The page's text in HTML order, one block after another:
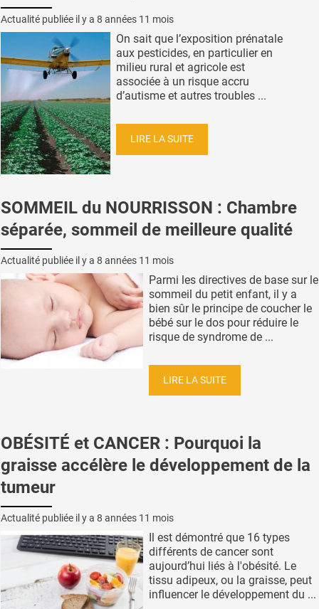
Actualité publiée il y a 8 années 11 mois
On sait que l’exposition prénatale
aux pesticides, en particulier en
milieu rural et agricole est
associée à un risque accru
d’autisme et autres troubles ...
LIRE LA SUITE
SOMMEIL du NOURRISSON : Chambre
séparée, sommeil de meilleure qualité
Actualité publiée il y a 8 années 11 mois
Parmi les directives de base sur le
sommeil du petit enfant, il y a
bien sûr le principe de coucher le
bébé sur le dos pour réduire le
risque de syndrome de ...
LIRE LA SUITE
OBÉSITÉ et CANCER : Pourquoi la
graisse accélère le développement de la
tumeur
Actualité publiée il y a 8 années 11 mois
Il est démontré que 16 types
différents de cancer sont
aujourd’hui liés à l'obésité. Le
tissu adipeux, ou la graisse, peut
influencer le développement du ...